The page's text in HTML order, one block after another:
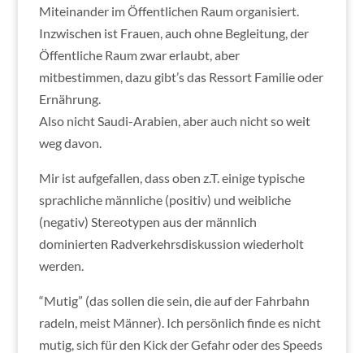
Miteinander im Öffentlichen Raum organisiert.
Inzwischen ist Frauen, auch ohne Begleitung, der
Öffentliche Raum zwar erlaubt, aber
mitbestimmen, dazu gibt’s das Ressort Familie oder
Ernährung.
Also nicht Saudi-Arabien, aber auch nicht so weit
weg davon.
Mir ist aufgefallen, dass oben z.T. einige typische
sprachliche männliche (positiv) und weibliche
(negativ) Stereotypen aus der männlich
dominierten Radverkehrsdiskussion wiederholt
werden.
“Mutig” (das sollen die sein, die auf der Fahrbahn
radeln, meist Männer). Ich persönlich finde es nicht
mutig, sich für den Kick der Gefahr oder des Speeds